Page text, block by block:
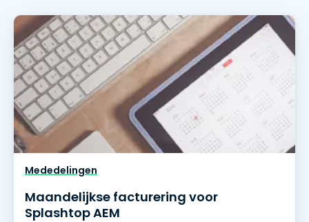
Mededelingen
Maandelijkse facturering voor
Splashtop AEM